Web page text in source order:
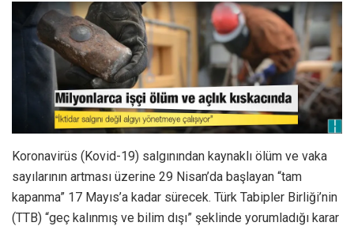
Koronavirüs (Kovid-19) salgınından kaynaklı ölüm ve vaka
sayılarının artması üzerine 29 Nisan’da başlayan “tam
kapanma” 17 Mayıs’a kadar sürecek. Türk Tabipler Birliği’nin
(TTB) “geç kalınmış ve bilim dışı” şeklinde yorumladığı karar